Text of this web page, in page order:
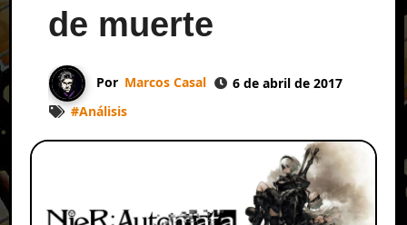
de muerte
Por Marcos Casal
6 de abril de 2017
#Análisis